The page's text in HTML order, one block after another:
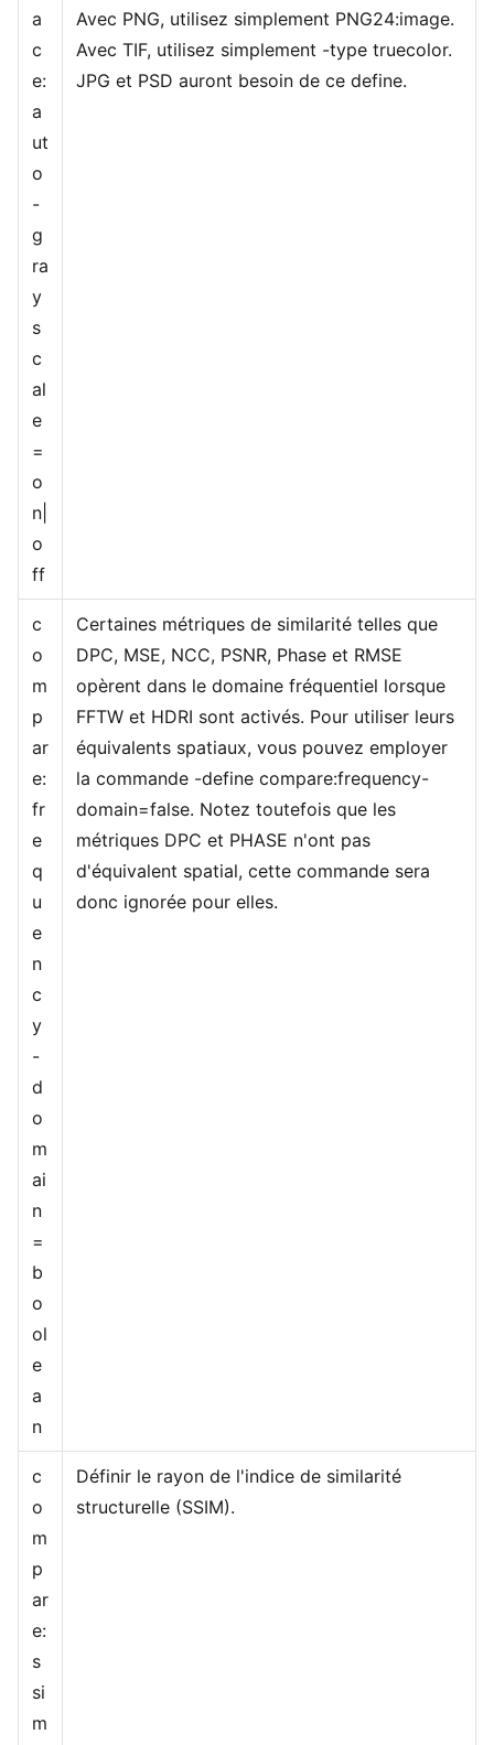
a
c
e:
a
ut
o
-
g
ra
y
s
c
al
e
=
o
n|
o
ff
Avec PNG, utilisez simplement PNG24:image.
Avec TIF, utilisez simplement -type truecolor.
JPG et PSD auront besoin de ce define.
c
o
m
p
ar
e:
fr
e
q
u
e
n
c
y
-
d
o
m
ai
n
=
b
o
ol
e
a
n
Certaines métriques de similarité telles que
DPC, MSE, NCC, PSNR, Phase et RMSE
opèrent dans le domaine fréquentiel lorsque
FFTW et HDRI sont activés. Pour utiliser leurs
équivalents spatiaux, vous pouvez employer
la commande -define compare:frequency-
domain=false. Notez toutefois que les
métriques DPC et PHASE n'ont pas
d'équivalent spatial, cette commande sera
donc ignorée pour elles.
c
o
m
p
ar
e:
s
si
m
Définir le rayon de l'indice de similarité
structurelle (SSIM).